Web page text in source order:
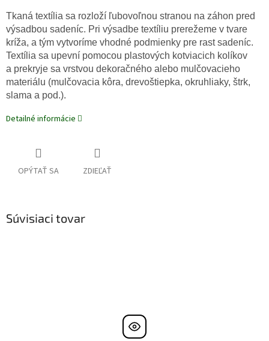
Tkaná textília sa rozloží ľubovoľnou stranou na záhon pred
výsadbou sadeníc. Pri výsadbe textíliu prerežeme v tvare
kríža, a tým vytvoríme vhodné podmienky pre rast sadeníc.
Textília sa upevní pomocou plastových kotviacich kolíkov
a prekryje sa vrstvou dekoračného alebo mulčovacieho
materiálu (mulčovacia kôra, drevoštiepka, okruhliaky, štrk,
slama a pod.).
Detailné informácie
OPÝTAŤ SA ZDIEĽAŤ
Súvisiaci tovar